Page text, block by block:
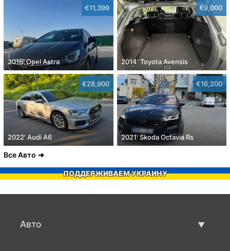
€11,399
2016' Opel Astra
€9,000
2014' Toyota Avensis
€28,900
2022' Audi A6
€16,200
2021' Skoda Octavia Rs
Все Авто
ПОДДЕРЖИВАЕМ УКРАИНУ
Авто